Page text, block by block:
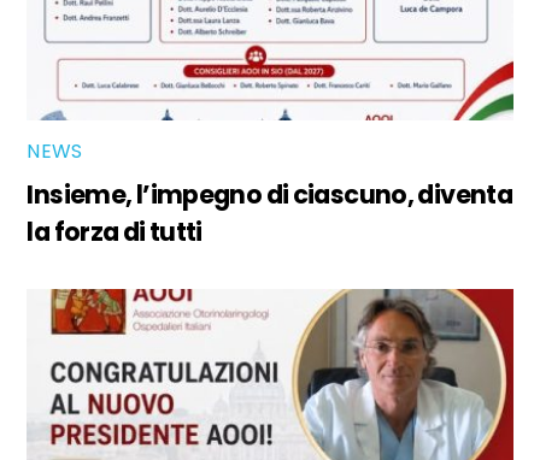
NEWS
Insieme, l’impegno di ciascuno, diventa
la forza di tutti